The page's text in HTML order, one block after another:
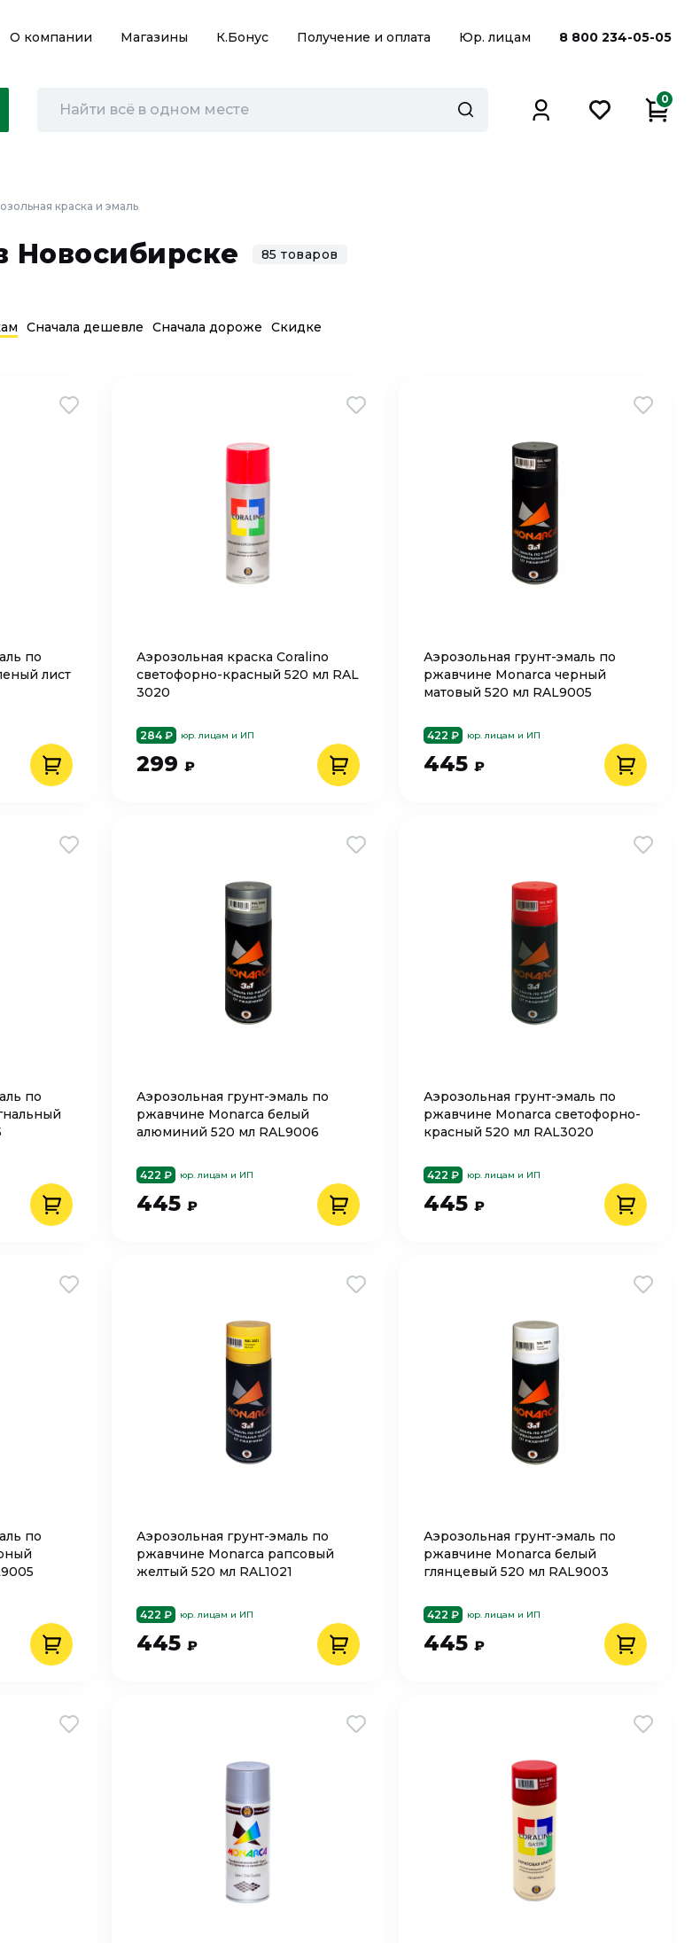
О компании Магазины К.Бонус Получение и оплата Юр. лицам 8 800 234-05-05
0
краска и эмаль
Новосибирске 85 товаров
Сначала дешевле Сначала дороже Скидке
по
лист
Аэрозольная краска Coralino
светофорно-красный 520 мл RAL
3020
284 ₽ юр. лицам и ИП
299 ₽
Аэрозольная грунт-эмаль по
ржавчине Monarca черный
матовый 520 мл RAL9005
422 ₽ юр. лицам и ИП
445 ₽
по
Аэрозольная грунт-эмаль по
ржавчине Monarca белый
алюминий 520 мл RAL9006
422 ₽ юр. лицам и ИП
445 ₽
Аэрозольная грунт-эмаль по
ржавчине Monarca светофорно-
красный 520 мл RAL3020
422 ₽ юр. лицам и ИП
445 ₽
по
Аэрозольная грунт-эмаль по
ржавчине Monarca рапсовый
желтый 520 мл RAL1021
422 ₽ юр. лицам и ИП
445 ₽
Аэрозольная грунт-эмаль по
ржавчине Monarca белый
глянцевый 520 мл RAL9003
422 ₽ юр. лицам и ИП
445 ₽